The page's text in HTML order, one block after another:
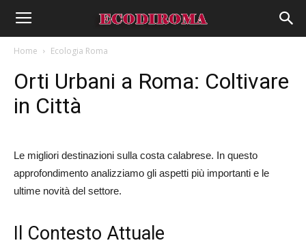
Home Ecologia Roma
Orti Urbani a Roma: Coltivare
in Città
Le migliori destinazioni sulla costa calabrese. In questo
approfondimento analizziamo gli aspetti più importanti e le
ultime novità del settore.
Il Contesto Attuale